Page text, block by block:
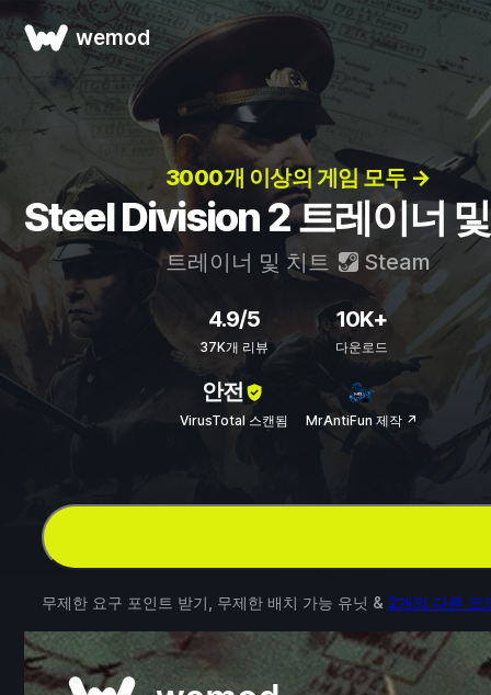
wemod
3000개 이상의 게임 모두 →
Steel Division 2 트레이너
트레이너 및 치트 Steam
4.9/5
37K개 리뷰
10K+
다운로드
안전
VirusTotal 스캔됨 MrAntiFun 제작 ↗
무제한 요구 포인트 받기, 무제한 배치 가능 유닛 & 2개의 다른 모